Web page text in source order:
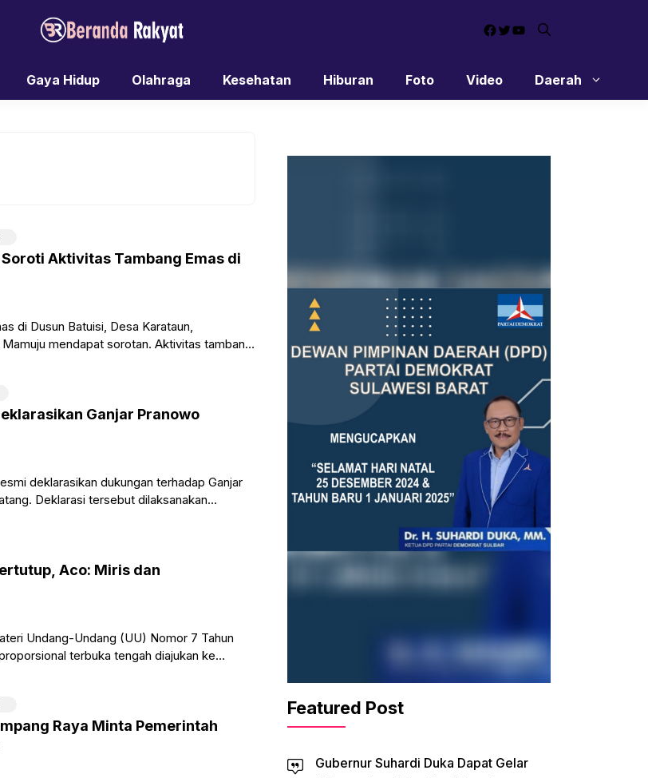
Facebook
Twitter
YouTube
Gaya Hidup Olahraga Kesehatan Hiburan Foto Video Daerah
Aktivitas Tambang Emas di
di Dusun Batuisi, Desa Karataun,
mendapat sorotan. Aktivitas tambang
Ganjar Pranowo
deklarasikan dukungan terhadap Ganjar
Deklarasi tersebut dilaksanakan
Aco: Miris dan
Undang-Undang (UU) Nomor 7 Tahun
terbuka tengah diajukan ke
Raya Minta Pemerintah
Featured Post
Gubernur Suhardi Duka Dapat Gelar